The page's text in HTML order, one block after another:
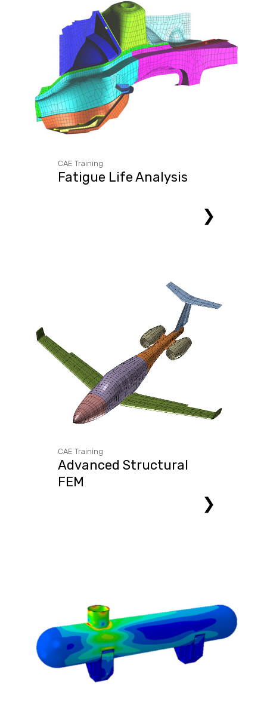
CAE Training
Fatigue Life Analysis
❯
CAE Training
Advanced Structural
FEM
❯